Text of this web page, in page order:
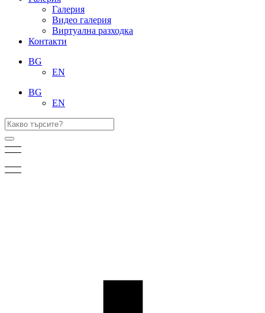
Галерия
Видео галерия
Виртуална разходка
Контакти
BG
EN
BG
EN